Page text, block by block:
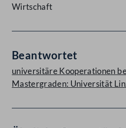
Wirtschaft
Beantwortet
universitäre Kooperationen
Mastergraden: Universität